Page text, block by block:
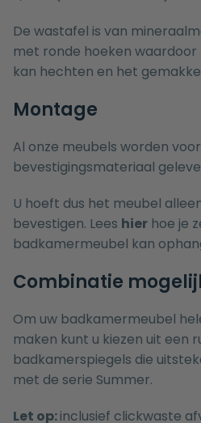
De wastafel is van
met ronde hoeken waardoor
kan hechten en het
Montage
Al onze meubels worden
bevestigingsmateriaal
U hoeft dus het meubel
bevestigen. Lees hier hoe je
badkamermeubel kan
Combinatie
Om uw badkamermeubel
maken kunt u kiezen uit een
badkamerspiegels die
met de serie Summer.
Let op:inclusief clickwaste